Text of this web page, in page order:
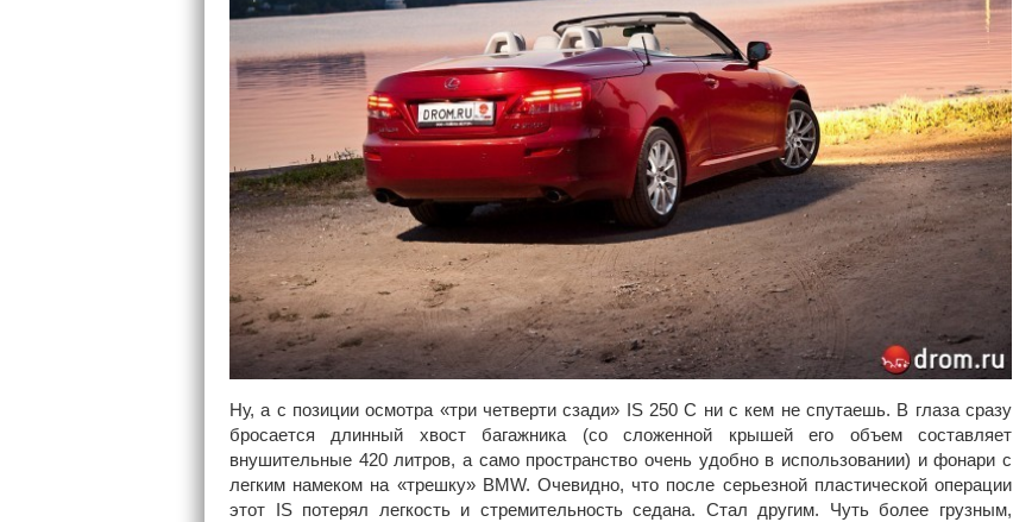
Ну, а с позиции осмотра «три четверти сзади» IS 250 C ни с кем не спутаешь. В глаза сразу
бросается длинный хвост багажника (со сложенной крышей его объем составляет
внушительные 420 литров, а само пространство очень удобно в использовании) и фонари с
легким намеком на «трешку» BMW. Очевидно, что после серьезной пластической операции
этот IS потерял легкость и стремительность седана. Стал другим. Чуть более грузным,